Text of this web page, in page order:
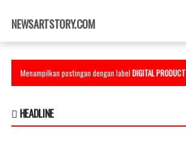
×
NEWSARTSTORY.COM
Menampilkan postingan dengan labelDIGITAL PRODUCT
HEADLINE